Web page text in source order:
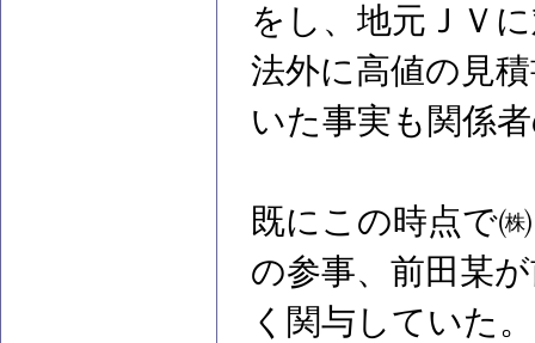
をし、地元ＪＶ
法外に高値の見
いた事実も関係
既にこの時点で
の参事、前田某
く関与していた。